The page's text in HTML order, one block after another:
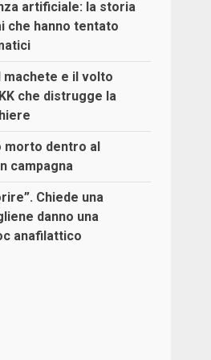
artificiale: la storia
che hanno tentato
machete e il volto
che distrugge la
morto dentro al
campagna
Chiede una
danno una
anafilattico